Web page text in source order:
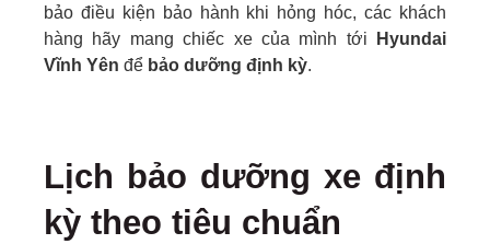
bảo điều kiện bảo hành khi hỏng hóc, các khách
hàng hãy mang chiếc xe của mình tới
Hyundai
Vĩnh Yên để bảo dưỡng định kỳ.
Lịch bảo dưỡng xe định
kỳ theo tiêu chuẩn